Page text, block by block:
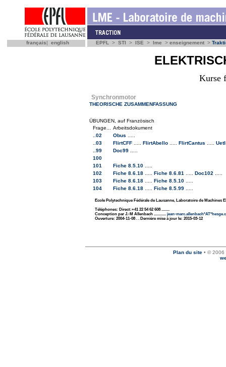
français| english EPFL > STI > ISE > lme > enseignement >
Kurse
Synchronmotor
THEORISCHE ZUSAMMENFASSUNG
ÜBUNGEN, auf Französisch
Frage...
Arbeitsdokument
..02
Obus
..03
FlirtCFF FlirtAbello FlirtCantus
..99
Doc99
100
101
Fiche 8.5.10
102
Fiche 8.6.18 Fiche 8.6.81 Doc102
103
Fiche 8.6.18 Fiche 8.5.10
104
Fiche 8.6.18 Fiche 8.5.99
Ecole Polytechnique Fédérale de Lausanne, Laboratoire de Machines
Téléphones: Direct:+41 22 54 62 608 ........
Conception par J.-M Allenbach ............ jean-
Ouverture: 2004-11-08 . . Dernière mise à jour le: 2015-03-12
Plan du site• © 2006